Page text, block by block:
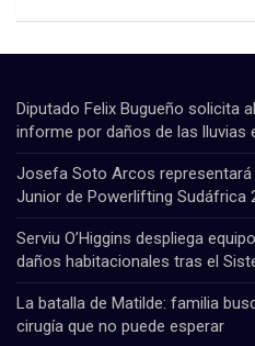
Diputado Felix Bugueño solicita
informe por daños de las lluvias
Josefa Soto Arcos representará
Junior de Powerlifting Sudáfrica
Serviu O’Higgins despliega
daños habitacionales tras el
La batalla de Matilde: familia
cirugía que no puede esperar